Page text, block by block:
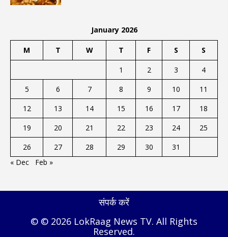
January 2026
M T W T F S S
1 2 3
4
5
6 7 8 9 10
11
12
13 14 15 16 17
18
19
20 21 22 23 24
25
26
27 28 29 30
31
« Dec
Feb »
संपर्क करें
© © 2026 LokRaag News TV. All Rights
Reserved.